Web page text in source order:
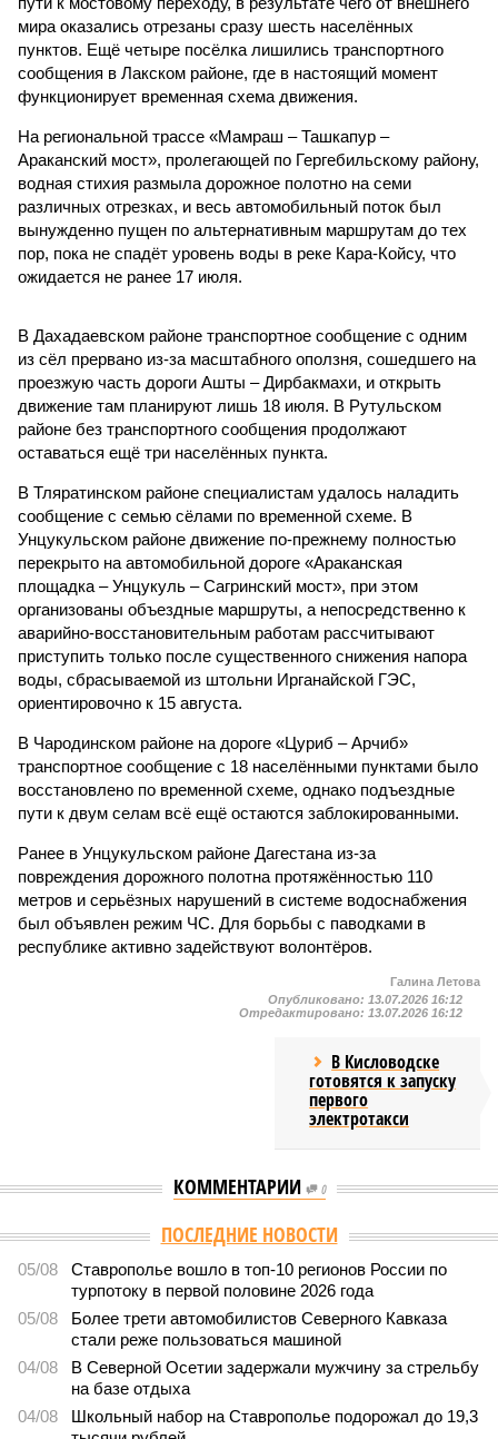
мира оказались отрезаны сразу шесть населённых
пунктов. Ещё четыре посёлка лишились транспортного
сообщения в Лакском районе, где в настоящий момент
функционирует временная схема движения.
На региональной трассе «Мамраш – Ташкапур –
Араканский мост», пролегающей по Гергебильскому району,
водная стихия размыла дорожное полотно на семи
различных отрезках, и весь автомобильный поток был
вынужденно пущен по альтернативным маршрутам до тех
пор, пока не спадёт уровень воды в реке Кара-Койсу, что
ожидается не ранее 17 июля.
В Дахадаевском районе транспортное сообщение с одним
из сёл прервано из-за масштабного оползня, сошедшего на
проезжую часть дороги Ашты – Дирбакмахи, и открыть
движение там планируют лишь 18 июля. В Рутульском
районе без транспортного сообщения продолжают
оставаться ещё три населённых пункта.
В Тляратинском районе специалистам удалось наладить
сообщение с семью сёлами по временной схеме. В
Унцукульском районе движение по-прежнему полностью
перекрыто на автомобильной дороге «Араканская
площадка – Унцукуль – Сагринский мост», при этом
организованы объездные маршруты, а непосредственно к
аварийно-восстановительным работам рассчитывают
приступить только после существенного снижения напора
воды, сбрасываемой из штольни Ирганайской ГЭС,
ориентировочно к 15 августа.
В Чародинском районе на дороге «Цуриб – Арчиб»
транспортное сообщение с 18 населёнными пунктами было
восстановлено по временной схеме, однако подъездные
пути к двум селам всё ещё остаются заблокированными.
Ранее в Унцукульском районе Дагестана из-за
повреждения дорожного полотна протяжённостью 110
метров и серьёзных нарушений в системе водоснабжения
был объявлен режим ЧС. Для борьбы с паводками в
республике активно задействуют волонтёров.
Галина Летова
Опубликовано: 13.07.2026 16:12
Отредактировано: 13.07.2026 16:12
В Кисловодске
готовятся к запуску
первого
электротакси
КОММЕНТАРИИ 0
ПОСЛЕДНИЕ НОВОСТИ
05/08
Ставрополье вошло в топ-10 регионов России по
турпотоку в первой половине 2026 года
05/08
Более трети автомобилистов Северного Кавказа
стали реже пользоваться машиной
04/08
В Северной Осетии задержали мужчину за стрельбу
на базе отдыха
04/08
Школьный набор на Ставрополье подорожал до 19,3